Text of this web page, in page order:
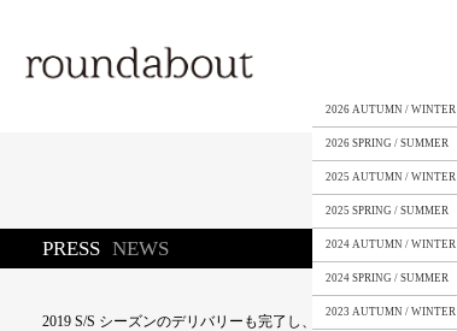
2026 AUTUMN / WINTER
2026 SPRING / SUMMER
2025 AUTUMN / WINTER
2025 SPRING / SUMMER
2024 AUTUMN / WINTER
2024 SPRING / SUMMER
2023 AUTUMN / WINTER
PRESS NEWS
2019 S/S シーズンのデリバリーも完了し、そのルックを